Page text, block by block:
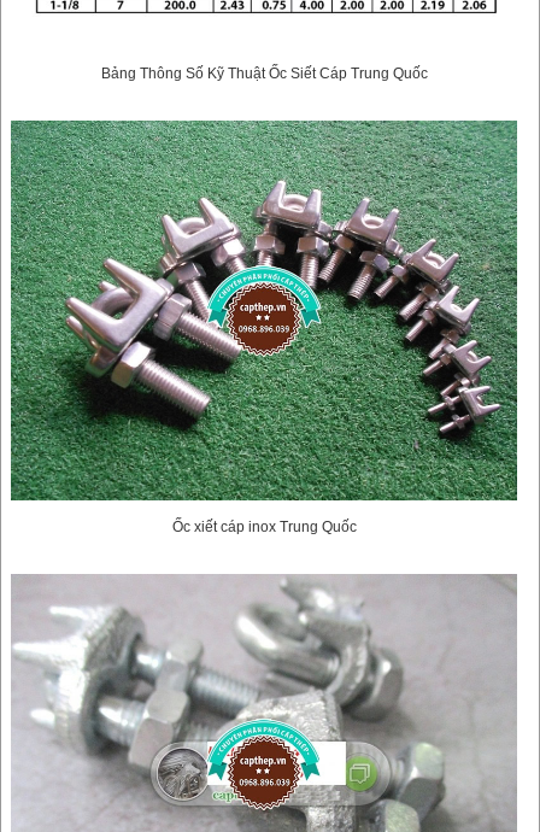
Bảng Thông Số Kỹ Thuật Ốc Siết Cáp Trung Quốc
Ốc xiết cáp inox Trung Quốc